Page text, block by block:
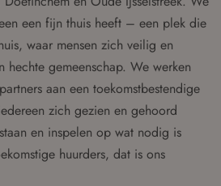
een fijn thuis heeft – een plek die
waar mensen zich veilig en
hechte gemeenschap. We werken
aan een toekomstbestendige
zich gezien en gehoord
en inspelen op wat nodig is
huurders, dat is ons